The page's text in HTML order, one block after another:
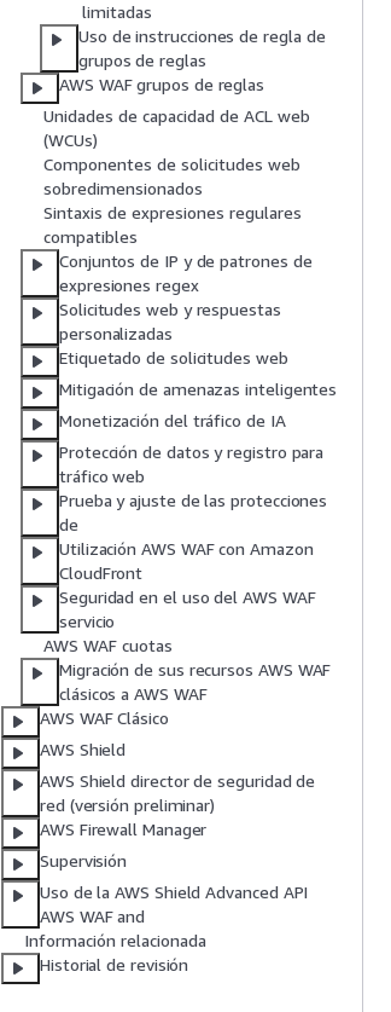
limitadas
Uso de instrucciones de regla de
grupos de reglas
AWS WAF grupos de reglas
Unidades de capacidad de ACL web
(WCUs)
Componentes de solicitudes web
sobredimensionados
Sintaxis de expresiones regulares
compatibles
Conjuntos de IP y de patrones de
expresiones regex
Solicitudes web y respuestas
personalizadas
Etiquetado de solicitudes web
Mitigación de amenazas inteligentes
Monetización del tráfico de IA
Protección de datos y registro para
tráfico web
Prueba y ajuste de las protecciones
de
Utilización AWS WAF con Amazon
CloudFront
Seguridad en el uso del AWS WAF
servicio
AWS WAF cuotas
Migración de sus recursos AWS WAF
clásicos a AWS WAF
AWS WAF Clásico
AWS Shield
AWS Shield director de seguridad de
red (versión preliminar)
AWS Firewall Manager
Supervisión
Uso de la AWS Shield Advanced API
AWS WAF and
Información relacionada
Historial de revisión